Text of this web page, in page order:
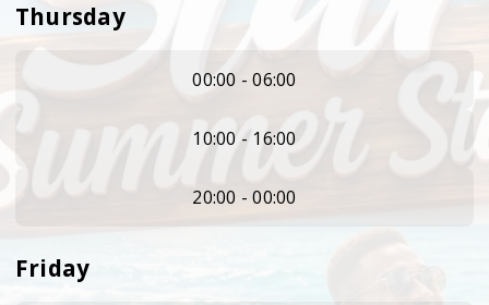
Thursday
00:00 - 06:00
10:00 - 16:00
20:00 - 00:00
Friday